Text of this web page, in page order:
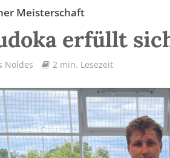
Meisterschaft
erfüllt
Noldes 2 min. Lesezeit